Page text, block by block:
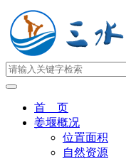
首 页
姜堰概况
位置面积
自然资源